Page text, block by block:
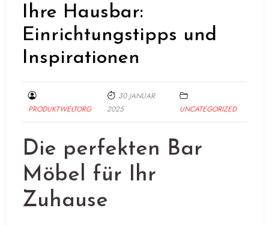
Ihre Hausbar:
Einrichtungstipps und
Inspirationen
PRODUKTWELTORG
30 JANUAR
2025
UNCATEGORIZED
Die perfekten Bar
Möbel für Ihr
Zuhause